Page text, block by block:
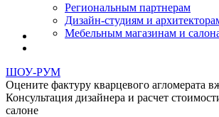
Региональным партнерам
Дизайн-студиям и
Мебельным магазинам и
ШОУ-РУМ
Оцените фактуру кварцевого агломерата
Консультация дизайнера и расчет
салоне